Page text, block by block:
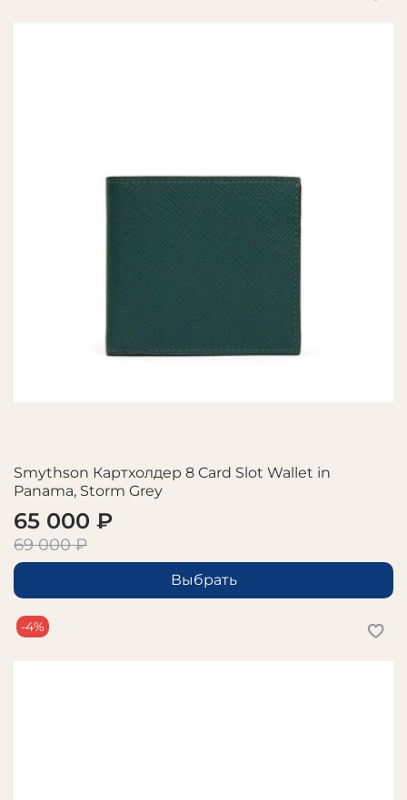
Smythson Картхолдер 8 Card Slot Wallet in
Panama, Storm Grey
65 000 ₽
69 000 ₽
Выбрать
-4%